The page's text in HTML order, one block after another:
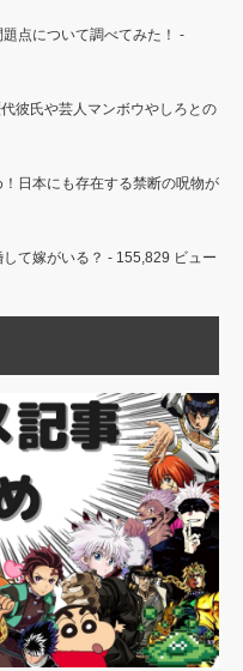
点について調べてみた！ -
彼氏や芸人マンボウやしろとの
日本にも存在する禁断の呪物が
て嫁がいる？ - 155,829 ビュー